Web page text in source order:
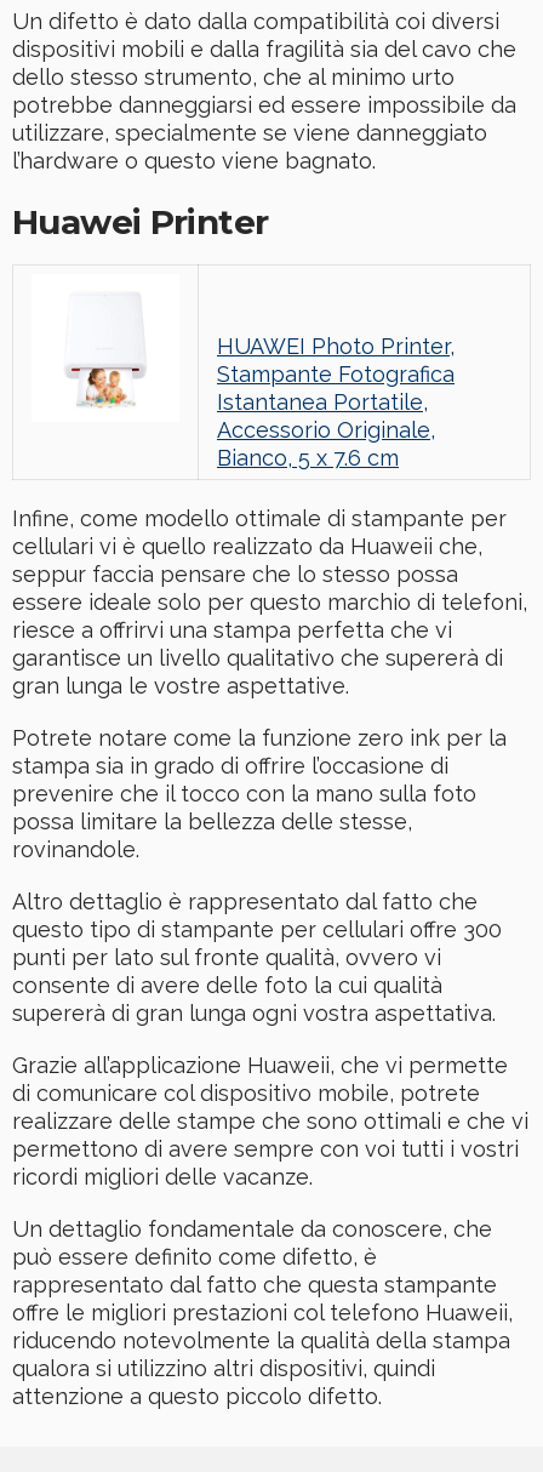
Un difetto è dato dalla compatibilità coi diversi
dispositivi mobili e dalla fragilità sia del cavo che
dello stesso strumento, che al minimo urto
potrebbe danneggiarsi ed essere impossibile da
utilizzare, specialmente se viene danneggiato
l’hardware o questo viene bagnato.
Huawei Printer
HUAWEI Photo Printer,
Stampante Fotografica
Istantanea Portatile,
Accessorio Originale,
Bianco, 5 x 7.6 cm
Infine, come modello ottimale di stampante per
cellulari vi è quello realizzato da Huaweii che,
seppur faccia pensare che lo stesso possa
essere ideale solo per questo marchio di telefoni,
riesce a offrirvi una stampa perfetta che vi
garantisce un livello qualitativo che supererà di
gran lunga le vostre aspettative.
Potrete notare come la funzione zero ink per la
stampa sia in grado di offrire l’occasione di
prevenire che il tocco con la mano sulla foto
possa limitare la bellezza delle stesse,
rovinandole.
Altro dettaglio è rappresentato dal fatto che
questo tipo di stampante per cellulari offre 300
punti per lato sul fronte qualità, ovvero vi
consente di avere delle foto la cui qualità
supererà di gran lunga ogni vostra aspettativa.
Grazie all’applicazione Huaweii, che vi permette
di comunicare col dispositivo mobile, potrete
realizzare delle stampe che sono ottimali e che vi
permettono di avere sempre con voi tutti i vostri
ricordi migliori delle vacanze.
Un dettaglio fondamentale da conoscere, che
può essere definito come difetto, è
rappresentato dal fatto che questa stampante
offre le migliori prestazioni col telefono Huaweii,
riducendo notevolmente la qualità della stampa
qualora si utilizzino altri dispositivi, quindi
attenzione a questo piccolo difetto.